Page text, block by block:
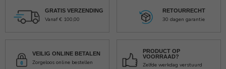
GRATIS VERZENDING
Vanaf € 100,00
RETOURRECHT
30 dagen garantie
VEILIG ONLINE BETALEN
Zorgeloos online bestellen
PRODUCT OP
VOORRAAD?
Zelfde werkdag verstuurd